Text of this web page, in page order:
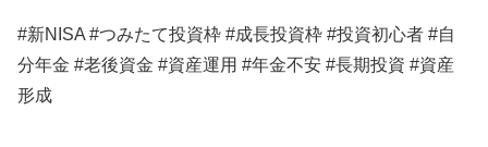
#新NISA #つみたて投資枠 #成長投資枠 #投資初心者 #自
分年金 #老後資金 #資産運用 #年金不安 #長期投資 #資産
形成